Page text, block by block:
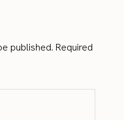
published. Required